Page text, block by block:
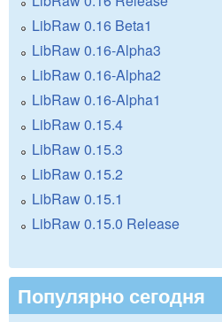
LibRaw 0.16 Beta1
LibRaw 0.16-Alpha3
LibRaw 0.16-Alpha2
LibRaw 0.16-Alpha1
LibRaw 0.15.4
LibRaw 0.15.3
LibRaw 0.15.2
LibRaw 0.15.1
LibRaw 0.15.0 Release
Популярно сегодня